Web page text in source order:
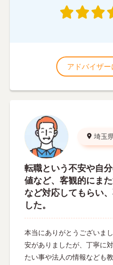
アドバイザー
埼玉
転職という不安や自
値など、客観的にま
など対応してもらい
した。
本当にありがとうございま
安がありましたが、丁寧に
たい事や法人の情報なども